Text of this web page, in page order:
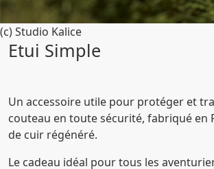
(c) Studio Kalice
Etui Simple
Un accessoire utile pour protéger et
couteau en toute sécurité, fabriqué en
de cuir régénéré.
Le cadeau idéal pour tous les